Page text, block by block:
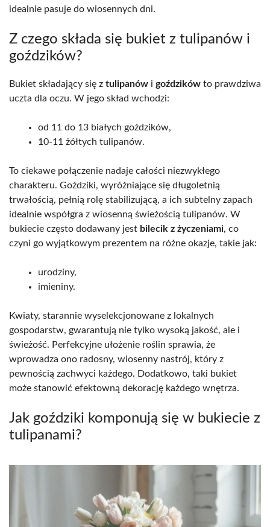
idealnie pasuje do wiosennych dni.
Z czego składa się bukiet z tulipanów i
goździków?
Bukiet składający się z tulipanów i goździków to prawdziwa
uczta dla oczu. W jego skład wchodzi:
od 11 do 13 białych goździków,
10-11 żółtych tulipanów.
To ciekawe połączenie nadaje całości niezwykłego
charakteru. Goździki, wyróżniające się długoletnią
trwałością, pełnią rolę stabilizującą, a ich subtelny zapach
idealnie współgra z wiosenną świeżością tulipanów. W
bukiecie często dodawany jest bilecik z życzeniami, co
czyni go wyjątkowym prezentem na różne okazje, takie jak:
urodziny,
imieniny.
Kwiaty, starannie wyselekcjonowane z lokalnych
gospodarstw, gwarantują nie tylko wysoką jakość, ale i
świeżość. Perfekcyjne ułożenie roślin sprawia, że
wprowadza ono radosny, wiosenny nastrój, który z
pewnością zachwyci każdego. Dodatkowo, taki bukiet
może stanowić efektowną dekorację każdego wnętrza.
Jak goździki komponują się w bukiecie z
tulipanami?